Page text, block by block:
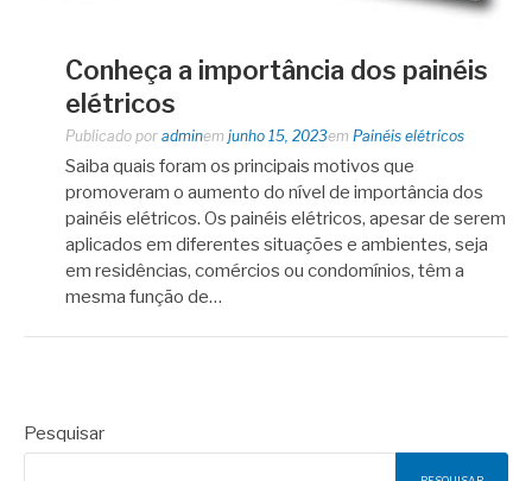
Conheça a importância dos painéis
elétricos
Publicado por adminem junho 15, 2023em Painéis elétricos
Saiba quais foram os principais motivos que
promoveram o aumento do nível de importância dos
painéis elétricos. Os painéis elétricos, apesar de serem
aplicados em diferentes situações e ambientes, seja
em residências, comércios ou condomínios, têm a
mesma função de…
Pesquisar